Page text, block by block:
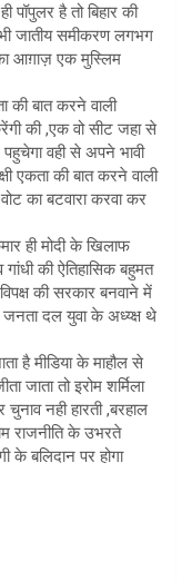
पॉपुलर है तो बिहार की
जातीय समीकरण लगभग
आग़ाज़ एक मुस्लिम
की बात करने वाली
की ,एक वो सीट जहा से
वही से अपने भावी
एकता की बात करने वाली
का बटवारा करवा कर
ही मोदी के खिलाफ
की ऐतिहासिक बहुमत
की सरकार बनवाने में
दल युवा के अध्य्क्ष थे
है मीडिया के माहौल से
जाता तो इरोम शर्मिला
नही हारती ,बरहाल
राजनीति के उभरते
के बलिदान पर होगा